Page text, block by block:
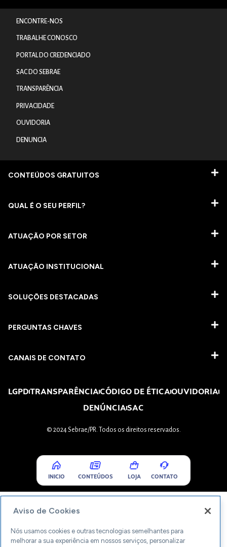
ENCONTRE-NOS
TRABALHE CONOSCO
PORTAL DO CREDENCIADO
SAC DO SEBRAE
TRANSPARÊNCIA
PRIVACIDADE
OUVIDORIA
DENUNCIA
CONTEÚDOS GRATUITOS
QUAL É O SEU PERFIL?
ATUAÇÃO POR SETOR
ATUAÇÃO INSTITUCIONAL
SOLUÇÕES DESTACADAS
PERGUNTAS CHAVES​
CANAIS DE CONTATO
LGPDTRANSPARÊNCIACÓDIGO DE ÉTICAOUVIDORIA
DENÚNCIASAC
© 2024 Sebrae/PR. Todos os direitos reservados.
INICIO CONTEÚDOS LOJA CONTATO
Aviso de Cookies
Nós usamos cookies e outras tecnologias semelhantes para
melhorar a sua experiência em nossos serviços, personalizar